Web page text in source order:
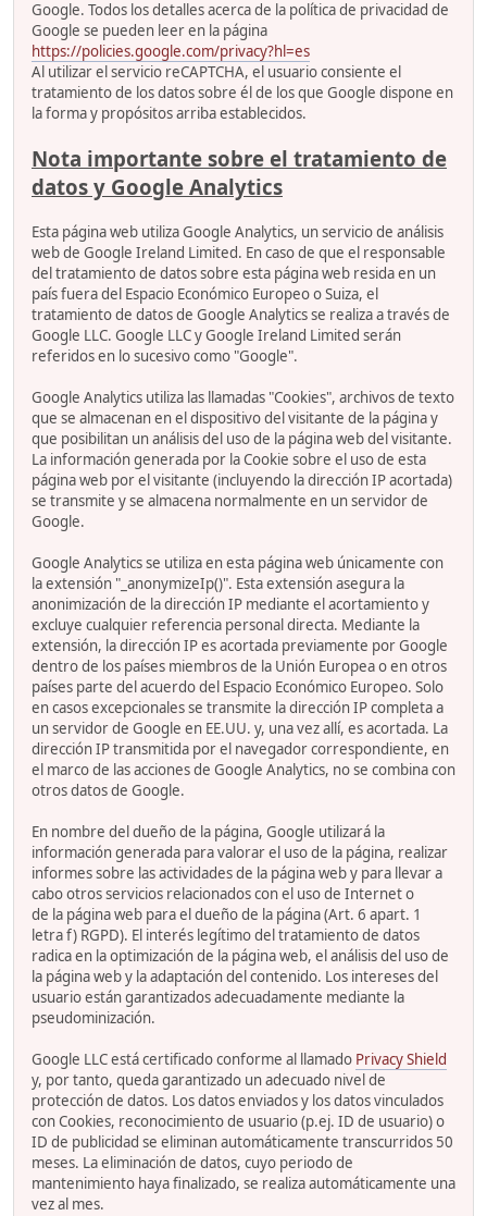
Google. Todos los detalles acerca de la política de privacidad de
Google se pueden leer en la página
https://policies.google.com/privacy?hl=es
Al utilizar el servicio reCAPTCHA, el usuario consiente el
tratamiento de los datos sobre él de los que Google dispone en
la forma y propósitos arriba establecidos.
Nota importante sobre el tratamiento de
datos y Google Analytics
Esta página web utiliza Google Analytics, un servicio de análisis
web de Google Ireland Limited. En caso de que el responsable
del tratamiento de datos sobre esta página web resida en un
país fuera del Espacio Económico Europeo o Suiza, el
tratamiento de datos de Google Analytics se realiza a través de
Google LLC. Google LLC y Google Ireland Limited serán
referidos en lo sucesivo como "Google".
Google Analytics utiliza las llamadas "Cookies", archivos de texto
que se almacenan en el dispositivo del visitante de la página y
que posibilitan un análisis del uso de la página web del visitante.
La información generada por la Cookie sobre el uso de esta
página web por el visitante (incluyendo la dirección IP acortada)
se transmite y se almacena normalmente en un servidor de
Google.
Google Analytics se utiliza en esta página web únicamente con
la extensión "_anonymizeIp()". Esta extensión asegura la
anonimización de la dirección IP mediante el acortamiento y
excluye cualquier referencia personal directa. Mediante la
extensión, la dirección IP es acortada previamente por Google
dentro de los países miembros de la Unión Europea o en otros
países parte del acuerdo del Espacio Económico Europeo. Solo
en casos excepcionales se transmite la dirección IP completa a
un servidor de Google en EE.UU. y, una vez allí, es acortada. La
dirección IP transmitida por el navegador correspondiente, en
el marco de las acciones de Google Analytics, no se combina con
otros datos de Google.
En nombre del dueño de la página, Google utilizará la
información generada para valorar el uso de la página, realizar
informes sobre las actividades de la página web y para llevar a
cabo otros servicios relacionados con el uso de Internet o
de la página web para el dueño de la página (Art. 6 apart. 1
letra f) RGPD). El interés legítimo del tratamiento de datos
radica en la optimización de la página web, el análisis del uso de
la página web y la adaptación del contenido. Los intereses del
usuario están garantizados adecuadamente mediante la
pseudominización.
Google LLC está certificado conforme al llamado Privacy Shield
y, por tanto, queda garantizado un adecuado nivel de
protección de datos. Los datos enviados y los datos vinculados
con Cookies, reconocimiento de usuario (p.ej. ID de usuario) o
ID de publicidad se eliminan automáticamente transcurridos 50
meses. La eliminación de datos, cuyo periodo de
mantenimiento haya finalizado, se realiza automáticamente una
vez al mes.